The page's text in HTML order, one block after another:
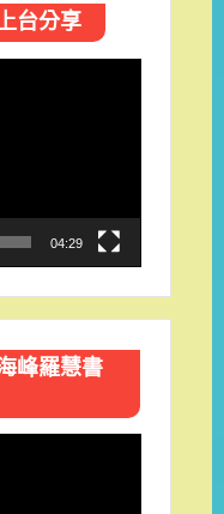
台分享
04:29
峰羅慧書